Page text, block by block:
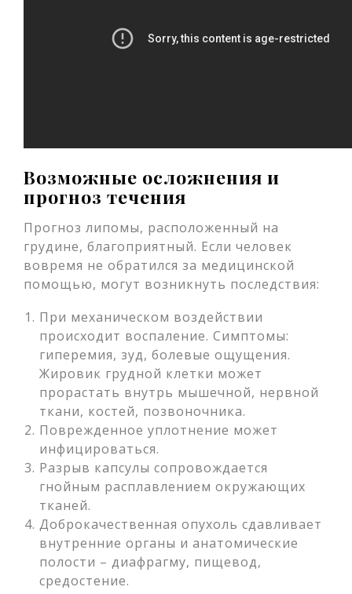
Возможные осложнения и
прогноз течения
Прогноз липомы, расположенный на
грудине, благоприятный. Если человек
вовремя не обратился за медицинской
помощью, могут возникнуть последствия:
При механическом воздействии
происходит воспаление. Симптомы:
гиперемия, зуд, болевые ощущения.
Жировик грудной клетки может
прорастать внутрь мышечной, нервной
ткани, костей, позвоночника.
Поврежденное уплотнение может
инфицироваться.
Разрыв капсулы сопровождается
гнойным расплавлением окружающих
тканей.
Доброкачественная опухоль сдавливает
внутренние органы и анатомические
полости – диафрагму, пищевод,
средостение.